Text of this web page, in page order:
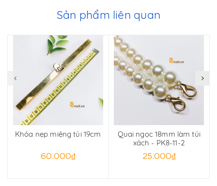
Sản phẩm liên quan
Khóa nẹp miệng túi 19cm
60.000₫
Quai ngọc 18mm làm túi
xách - PK8-11-2
25.000₫